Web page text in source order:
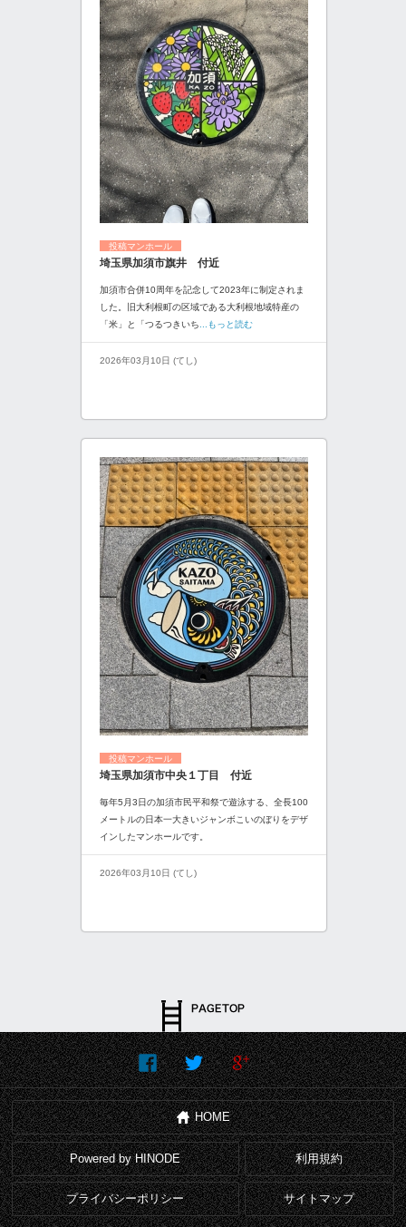
投稿マンホール
埼玉県加須市旗井 付近
加須市合併10周年を記念して2023年に制定されま
した。旧大利根町の区域である大利根地域特産の
「米」と「つるつきいち ...もっと読む
2026年03月10日 (てし)
投稿マンホール
埼玉県加須市中央１丁目 付近
毎年5月3日の加須市民平和祭で遊泳する、全長100
メートルの日本一大きいジャンボこいのぼりをデザ
インしたマンホールです。
2026年03月10日 (てし)
HOME
Powered by HINODE 利用規約
プライバシーポリシー サイトマップ